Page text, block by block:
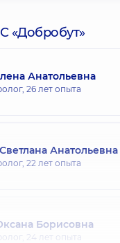
«Добробут»
Анатольевна
26 лет опыта
Анатольевна
22 лет опыта
Борисовна
24 лет опыта